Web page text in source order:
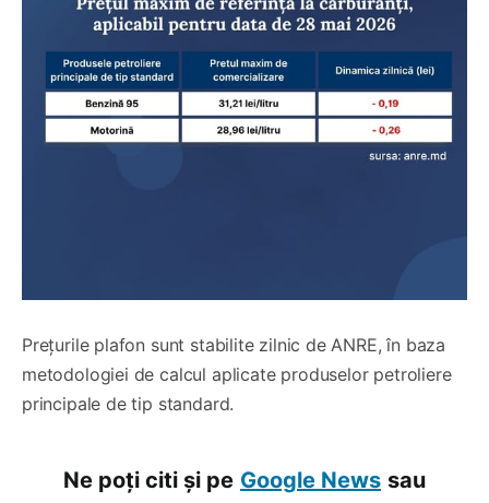
Prețurile plafon sunt stabilite zilnic de ANRE, în baza
metodologiei de calcul aplicate produselor petroliere
principale de tip standard.
Ne poți citi și pe Google News sau